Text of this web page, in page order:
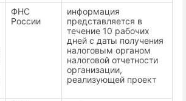
ФНС
России
информация
представляется в
течение 10 рабочих
дней с даты получения
налоговым органом
налоговой отчетности
организации,
реализующей проект